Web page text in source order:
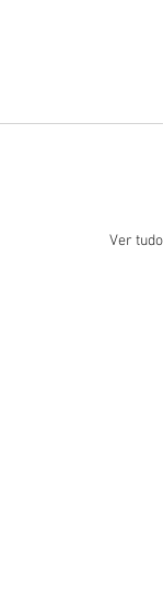
Ver tudo